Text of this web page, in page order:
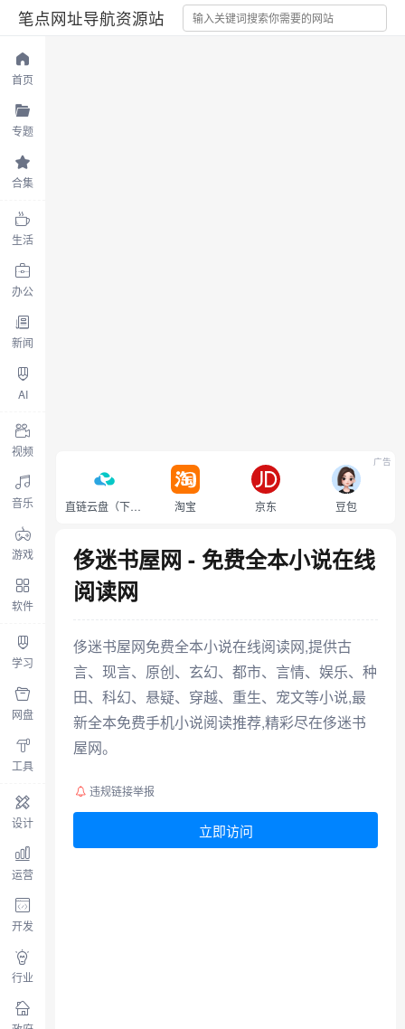
笔点网址导航资源站
首页
专题
合集
生活
办公
新闻
AI
视频
音乐
游戏
软件
学习
网盘
工具
设计
运营
开发
行业
直链云盘（下载不限速） 淘宝 京东 豆包
广告
侈迷书屋网 - 免费全本小说在线
阅读网
侈迷书屋网免费全本小说在线阅读网,提供古
言、现言、原创、玄幻、都市、言情、娱乐、种
田、科幻、悬疑、穿越、重生、宠文等小说,最
新全本免费手机小说阅读推荐,精彩尽在侈迷书
屋网。
违规链接举报
立即访问